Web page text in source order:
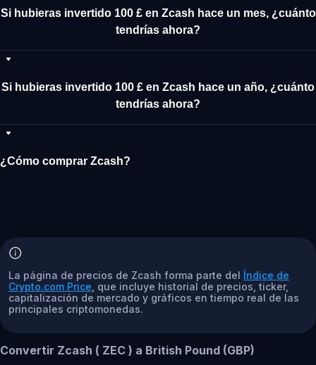
Si hubieras invertido 100 £ en Zcash hace un mes, ¿cuánto
tendrías ahora?
Si hubieras invertido 100 £ en Zcash hace un año, ¿cuánto
tendrías ahora?
¿Cómo comprar Zcash?
La página de precios de Zcash forma parte del Índice de
Crypto.com Price , que incluye historial de precios, ticker,
capitalización de mercado y gráficos en tiempo real de las
principales criptomonedas.
Convertir Zcash ( ZEC ) a British Pound (GBP)